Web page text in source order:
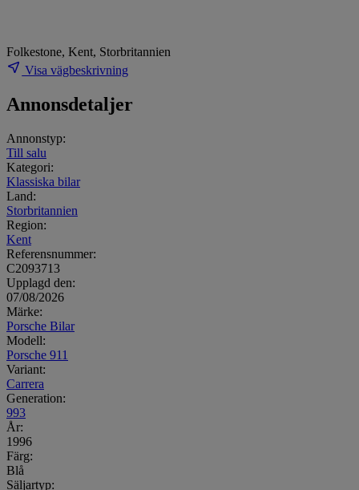
Folkestone, Kent, Storbritannien
Visa vägbeskrivning
Annonsdetaljer
Annonstyp:
Till salu
Kategori:
Klassiska bilar
Land:
Storbritannien
Region:
Kent
Referensnummer:
C2093713
Upplagd den:
07/08/2026
Märke:
Porsche Bilar
Modell:
Porsche 911
Variant:
Carrera
Generation:
993
År:
1996
Färg:
Blå
Säljartyp: